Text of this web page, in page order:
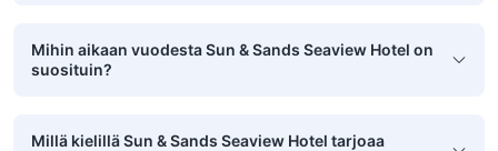
Mihin aikaan vuodesta Sun & Sands Seaview Hotel on
suosituin?
Millä kielillä Sun & Sands Seaview Hotel tarjoaa